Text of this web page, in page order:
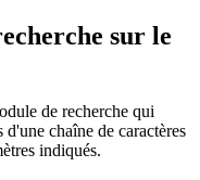
sur le
de recherche qui
chaîne de caractères
indiqués.